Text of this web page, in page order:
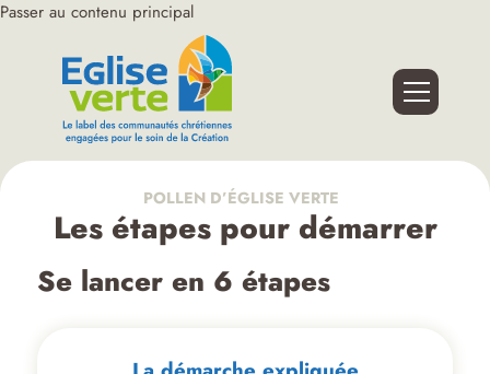
Passer au contenu principal
POLLEN D’ÉGLISE VERTE
Les étapes pour démarrer
Se lancer en 6 étapes